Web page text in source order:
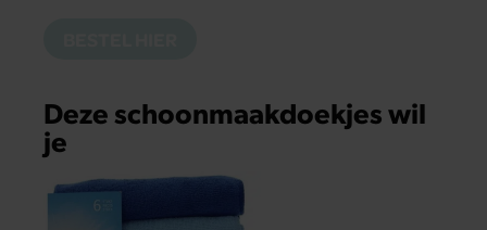
Deze schoonmaakdoekjes wil
je